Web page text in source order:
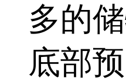
多的
底部